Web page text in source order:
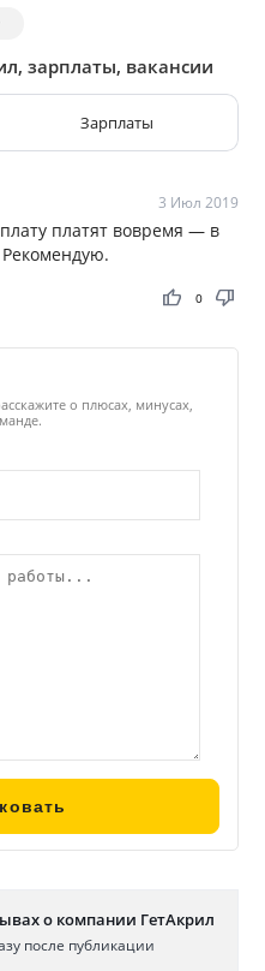
материалов.
зарплаты, вакансии
Зарплаты
3 Июл 2019
платят вовремя — в
thumb_up thumb_down
0
о плюсах, минусах,
о компании ГетАкрил
после публикации